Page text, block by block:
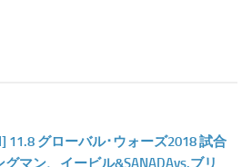
11.8 グローバル･ウォーズ2018 試合
マン、イービル&SANADAvs.ブリ